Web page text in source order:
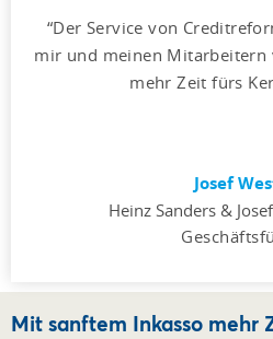
Der Service von
mir und meinen Mitarbeitern
mehr Zeit fürs
Josef
Heinz Sanders &
Mit sanftem Inkasso mehr